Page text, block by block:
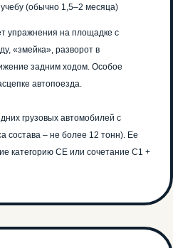
(обычно 1,5–2 месяца)
упражнения на площадке с
«змейка», разворот в
задним ходом. Особое
автопоезда.
грузовых автомобилей с
– не более 12 тонн). Ее
категорию СЕ или сочетание C1 +